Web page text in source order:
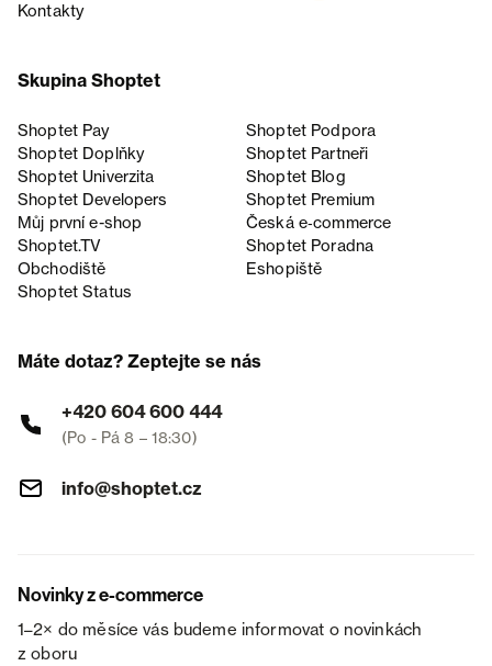
Kontakty
Skupina Shoptet
Shoptet Pay
Shoptet Podpora
Shoptet Doplňky
Shoptet Partneři
Shoptet Univerzita
Shoptet Blog
Shoptet Developers
Shoptet Premium
Můj první e-shop
Česká e‑commerce
Shoptet.TV
Shoptet Poradna
Obchodiště
Eshopiště
Shoptet Status
Máte dotaz? Zeptejte se nás
+420 604 600 444
(Po - Pá 8 – 18:30)
info@shoptet.cz
Novinky z e-commerce
1–2× do měsíce vás budeme informovat o novinkách
z oboru